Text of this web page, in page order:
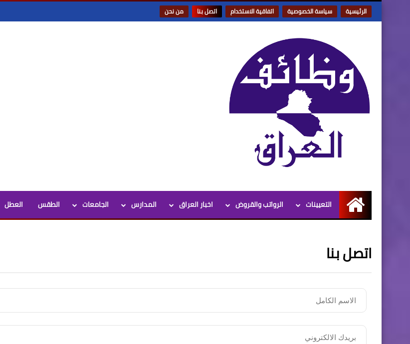
الرئيسية سياسة الخصوصية اتفاقية الاستخدام اتصل بنا من نحن
الرئيسية
التعيينات الرواتب والقروض اخبار العراق المدارس الجامعات الطقس العطل
اتصل بنا